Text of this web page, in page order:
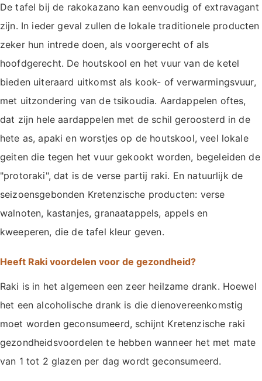
De tafel bij de rakokazano kan eenvoudig of extravagant
zijn. In ieder geval zullen de lokale traditionele producten
zeker hun intrede doen, als voorgerecht of als
hoofdgerecht. De houtskool en het vuur van de ketel
bieden uiteraard uitkomst als kook- of verwarmingsvuur,
met uitzondering van de tsikoudia. Aardappelen oftes,
dat zijn hele aardappelen met de schil geroosterd in de
hete as, apaki en worstjes op de houtskool, veel lokale
geiten die tegen het vuur gekookt worden, begeleiden de
"protoraki", dat is de verse partij raki. En natuurlijk de
seizoensgebonden Kretenzische producten: verse
walnoten, kastanjes, granaatappels, appels en
kweeperen, die de tafel kleur geven.
Heeft Raki voordelen voor de gezondheid?
Raki is in het algemeen een zeer heilzame drank. Hoewel
het een alcoholische drank is die dienovereenkomstig
moet worden geconsumeerd, schijnt Kretenzische raki
gezondheidsvoordelen te hebben wanneer het met mate
van 1 tot 2 glazen per dag wordt geconsumeerd.